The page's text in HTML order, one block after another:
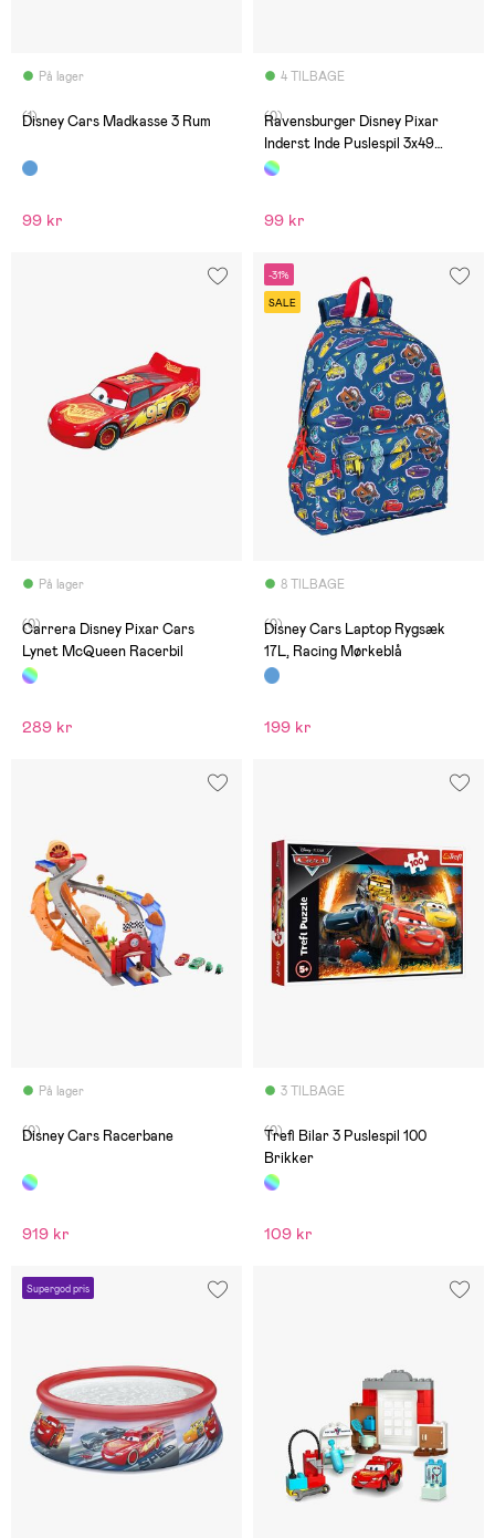
På lager
(1)
Disney Cars Madkasse 3 Rum
99 kr
4 TILBAGE
(0)
Ravensburger Disney Pixar
Inderst Inde Puslespil 3x49
Brikker
99 kr
På lager
(0)
Carrera Disney Pixar Cars
Lynet McQueen Racerbil
289 kr
-31%
SALE
8 TILBAGE
(0)
Disney Cars Laptop Rygsæk
17L, Racing Mørkeblå
199 kr
På lager
(0)
Disney Cars Racerbane
919 kr
3 TILBAGE
(0)
Trefl Bilar 3 Puslespil 100
Brikker
109 kr
Supergod pris